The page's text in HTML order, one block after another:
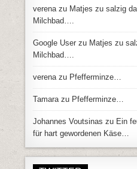
verenazu Matjes zu salzig
Milchbad….
Google User zu Matjes zu
Milchbad….
verenazu Pfefferminze…
Tamarazu Pfefferminze…
Johannes Voutsinas zu Ein
für hart gewordenen Käse…